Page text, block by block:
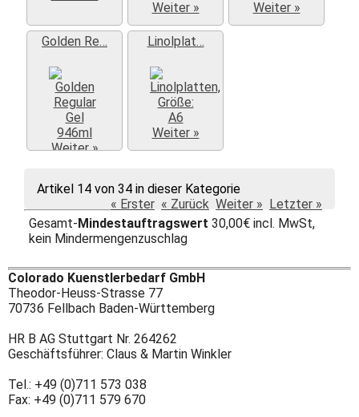
Weiter » Weiter »
Golden Re…
Weiter »
Linolplat…
Weiter »
Artikel 14 von 34 in dieser Kategorie
« Erster « Zurück Weiter » Letzter »
Gesamt-Mindestauftragswert 30,00€ incl. MwSt,
kein Mindermengenzuschlag
Colorado Kuenstlerbedarf GmbH
Theodor-Heuss-Strasse 77
70736 Fellbach Baden-Württemberg
HR B AG Stuttgart Nr. 264262
Geschäftsführer: Claus & Martin Winkler
Tel.: +49 (0)711 573 038
Fax: +49 (0)711 579 670